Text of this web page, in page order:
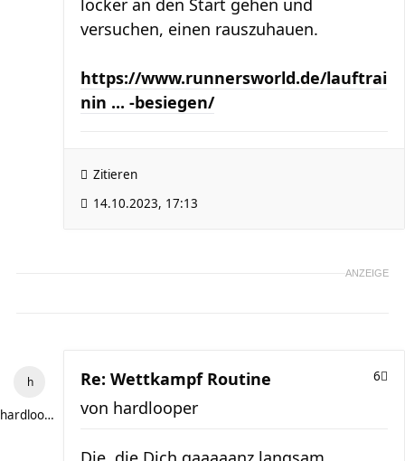
locker an den Start gehen und
versuchen, einen rauszuhauen.
https://www.runnersworld.de/lauftrai
nin ... -besiegen/
Zitieren
14.10.2023, 17:13
ANZEIGE
hardlooper
Re: Wettkampf Routine 6
von hardlooper